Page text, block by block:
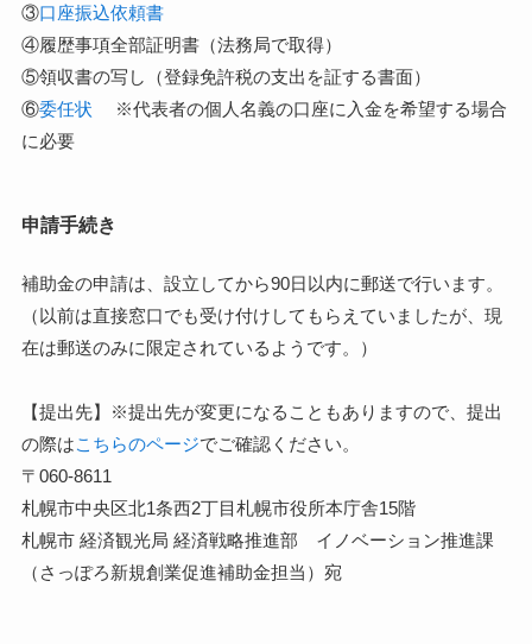
③口座振込依頼書
④履歴事項全部証明書（法務局で取得）
⑤領収書の写し（登録免許税の支出を証する書面）
⑥委任状
※代表者の個人名義の口座に入金を希望する場合
に必要
申請手続き
補助金の申請は、設立してから90日以内に郵送で行います。
（以前は直接窓口でも受け付けしてもらえていましたが、現
在は郵送のみに限定されているようです。）
【提出先】※提出先が変更になることもありますので、提出
の際はこちらのページでご確認ください。
〒060-8611
札幌市中央区北1条西2丁目札幌市役所本庁舎15階
札幌市 経済観光局 経済戦略推進部 イノベーション推進課
（さっぽろ新規創業促進補助金担当）宛